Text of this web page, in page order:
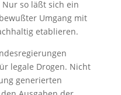
so läßt sich ein
Umgang mit
etablieren.
legale Drogen. Nicht
generierten